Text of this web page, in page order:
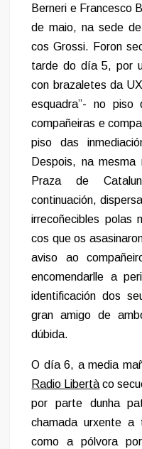
Berneri e Francesco
de maio, na sede de
cos Grossi. Foron
tarde do día 5, por
con brazaletes da
esquadra”- no piso
compañeiras e
piso das
Despois, na
Praza de
continuación,
irrecoñecibles polas
cos que os
aviso ao
encomendarlle a
identificación dos
gran amigo de
dúbida.
O día 6, a media
Radio Libertà co
por parte dunha
chamada urxente a
como a pólvora